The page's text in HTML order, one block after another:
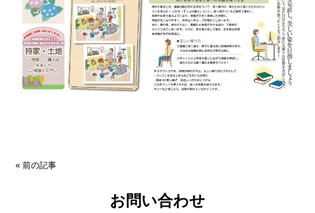
«前の記事
お問い合わせ